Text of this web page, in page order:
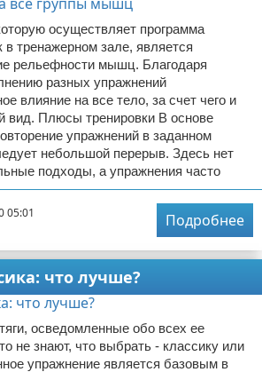
осуществляет программа
в тренажерном зале, является
рельефности мышц. Благодаря
разных упражнений
влияние на все тело, за счет чего и
вид. Плюсы тренировки В основе
упражнений в заданном
небольшой перерыв. Здесь нет
подходы, а упражнения часто
05:01
Подробнее
что лучше?
осведомленные обо всех ее
не знают, что выбрать - классику или
упражнение является базовым в